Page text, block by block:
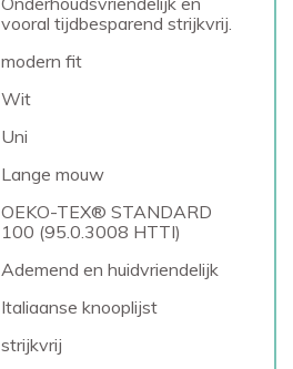
vooral tijdbesparend strijkvrij.
modern fit
Wit
Uni
Lange mouw
OEKO-TEX® STANDARD
100 (95.0.3008 HTTI)
Ademend en huidvriendelijk
Italiaanse knooplijst
strijkvrij